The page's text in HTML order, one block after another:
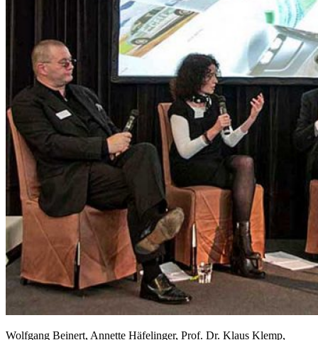
Wolfgang Beinert, Annette Häfelinger, Prof. Dr. Klaus Klemp,